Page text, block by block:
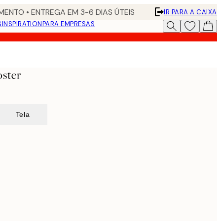
• ENTREGA EM 3-6 DIAS ÚTEIS
IR PARA A CAIXA
INSPIRATIONPARA EMPRESAS
Tela